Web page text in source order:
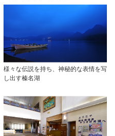
様々な伝説を持ち、神秘的な表情を写
し出す榛名湖